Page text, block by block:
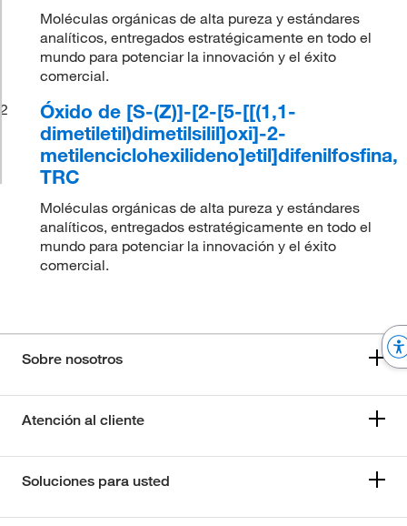
Moléculas orgánicas de alta pureza y estándares
analíticos, entregados estratégicamente en todo el
mundo para potenciar la innovación y el éxito
comercial.
2
Óxido de [S-(Z)]-[2-[5-[[(1,1-
dimetiletil)dimetilsilil]oxi]-2-
metilenciclohexilideno]etil]difenilfosfina,
TRC
Moléculas orgánicas de alta pureza y estándares
analíticos, entregados estratégicamente en todo el
mundo para potenciar la innovación y el éxito
comercial.
Sobre nosotros
Atención al cliente
Soluciones para usted